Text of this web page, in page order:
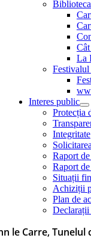
La
Festivalul
Interes public
Protecția
Integritate
Raport
Raport
Situații
Achiziții
Plan de
Declarații
le Carre,